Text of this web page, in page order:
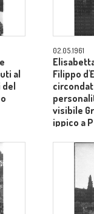
al
02.05.1961
Filippo
visibile
ippico a